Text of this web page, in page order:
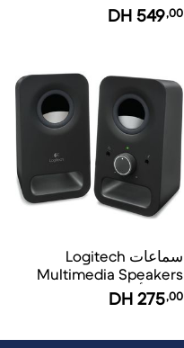
549,00
سماعات Logitech
Multimedia Speakers
Z150 (أسود)275,00